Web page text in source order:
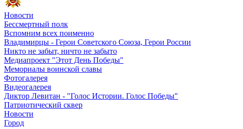
Новости
Бессмертный полк
Вспомним всех поименно
Владимирцы - Герои Советского Союза, Герои России
Никто не забыт, ничто не забыто
Медиапроект "Этот День Победы"
Мемориалы воинской славы
Фотогалерея
Видеогалерея
Диктор Левитан - "Голос Истории. Голос Победы"
Патриотический сквер
Новости
Город